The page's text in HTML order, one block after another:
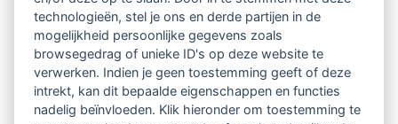
Vindbaar voor opdrachtgevers
Tijdschrift voor
Begeleidingskunde & kennisbank
technologieën, stel je ons en derde partijen in de
mogelijkheid persoonlijke gegevens zoals
browsegedrag of unieke ID's op deze website te
verwerken. Indien je geen toestemming geeft of deze
intrekt, kan dit bepaalde eigenschappen en functies
nadelig beïnvloeden. Klik hieronder om toestemming te